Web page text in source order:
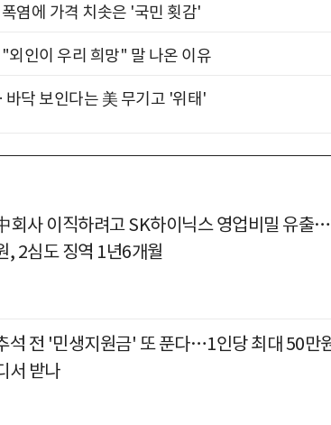
염에 가격 치솟은 '국민 횟감'
인이 우리 희망" 말 나온 이유
닥 보인다는 美 무기고 '위태'
회사 이직하려고 SK하이닉스 영업비밀 유출
, 2심도 징역 1년6개월
석 전 '민생지원금' 또 푼다…1인당 최대 50만
서 받나